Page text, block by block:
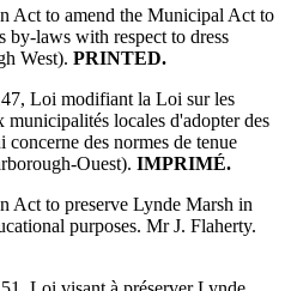
Act to amend the Municipal Act to
by-laws with respect to dress
West). PRINTED.
Loi modifiant la Loi sur les
locales d'adopter des
des normes de tenue
Ouest). IMPRIMÉ.
Act to preserve Lynde Marsh in
purposes. Mr J. Flaherty.